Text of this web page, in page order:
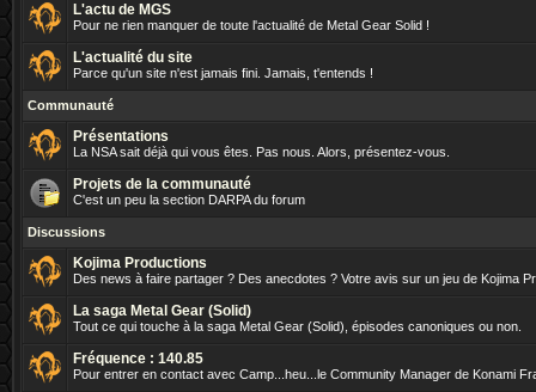
L'actu de MGS
Pour ne rien manquer de toute l'actualité de Metal Gear Solid !
L'actualité du site
Parce qu'un site n'est jamais fini. Jamais, t'entends !
Communauté
Présentations
La NSA sait déjà qui vous êtes. Pas nous. Alors, présentez-vous.
Projets de la communauté
C'est un peu la section DARPA du forum
Discussions
Kojima Productions
Des news à faire partager ? Des anecdotes ? Votre avis sur un jeu de Kojima
La saga Metal Gear (Solid)
Tout ce qui touche à la saga Metal Gear (Solid), épisodes canoniques ou non.
Fréquence : 140.85
Pour entrer en contact avec Camp...heu...le Community Manager de Konami